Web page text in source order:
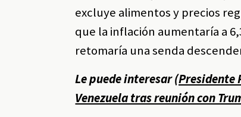
excluye alimentos y precios
que la inflación aumentaría a
retomaría una senda
Le puede interesar(Presidente
Venezuela tras reunión con